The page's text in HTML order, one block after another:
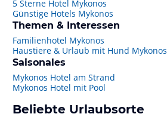
5 Sterne Hotel Mykonos
Günstige Hotels Mykonos
Themen & Interessen
Familienhotel Mykonos
Haustiere & Urlaub mit Hund Mykonos
Saisonales
Mykonos Hotel am Strand
Mykonos Hotel mit Pool
Beliebte Urlaubsorte